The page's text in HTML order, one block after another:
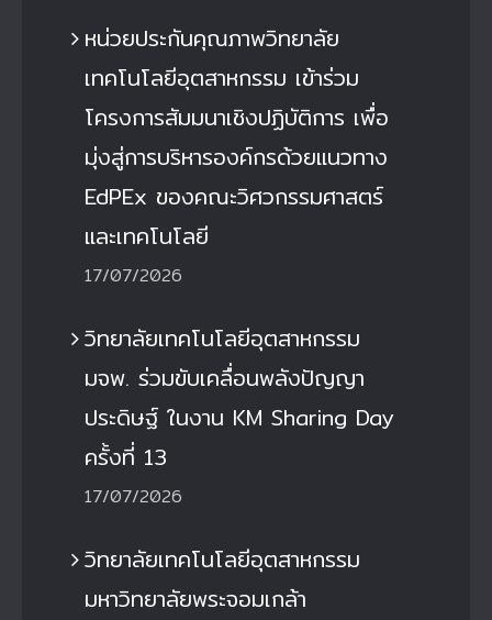
หน่วยประกันคุณภาพวิทยาลัย
เทคโนโลยีอุตสาหกรรม เข้าร่วม
โครงการสัมมนาเชิงปฏิบัติการ เพื่อ
มุ่งสู่การบริหารองค์กรด้วยแนวทาง
EdPEx ของคณะวิศวกรรมศาสตร์
และเทคโนโลยี
17/07/2026
วิทยาลัยเทคโนโลยีอุตสาหกรรม
มจพ. ร่วมขับเคลื่อนพลังปัญญา
ประดิษฐ์ ในงาน KM Sharing Day
ครั้งที่ 13
17/07/2026
วิทยาลัยเทคโนโลยีอุตสาหกรรม
มหาวิทยาลัยพระจอมเกล้า